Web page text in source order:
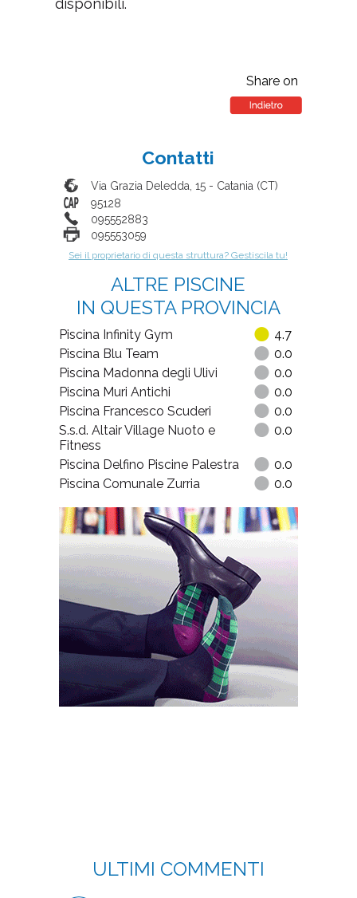
disponibili.
Share on
Contatti
Via Grazia Deledda, 15 - Catania (CT)
95128
095552883
095553059
Sei il proprietario di questa struttura? Gestiscila tu!
ALTRE PISCINE
IN QUESTA PROVINCIA
Piscina Infinity Gym
4.7
Piscina Blu Team
0.0
Piscina Madonna degli Ulivi
0.0
Piscina Muri Antichi
0.0
Piscina Francesco Scuderi
0.0
S.s.d. Altair Village Nuoto e
Fitness
0.0
Piscina Delfino Piscine Palestra
0.0
Piscina Comunale Zurria
0.0
ULTIMI COMMENTI